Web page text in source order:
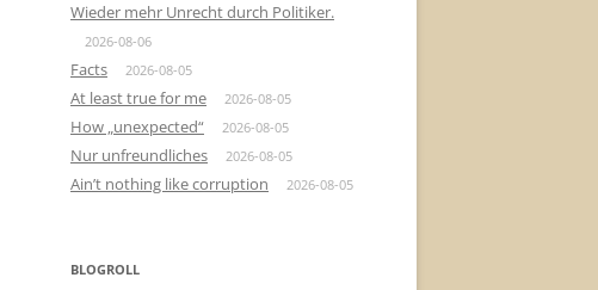
Wieder mehr Unrecht durch Politiker.
2026-08-06
Facts 2026-08-05
At least true for me 2026-08-05
How „unexpected“ 2026-08-05
Nur unfreundliches 2026-08-05
Ain’t nothing like corruption 2026-08-05
BLOGROLL